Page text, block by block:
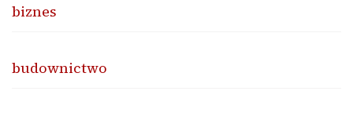
biznes
budownictwo